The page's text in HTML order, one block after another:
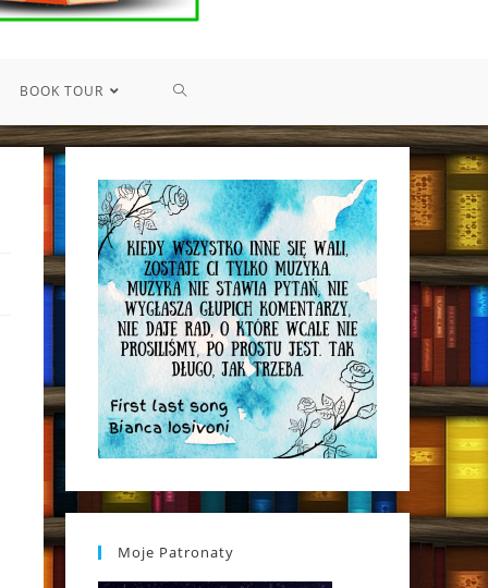
BOOK TOUR TOGGLE
SEARCH
Moje Patronaty